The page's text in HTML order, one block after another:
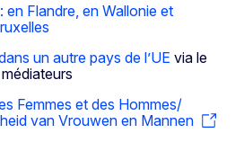
en Flandre, en Wallonie et
un autre pays de l’UE via le
Femmes et des Hommes/
van Vrouwen en Mannen